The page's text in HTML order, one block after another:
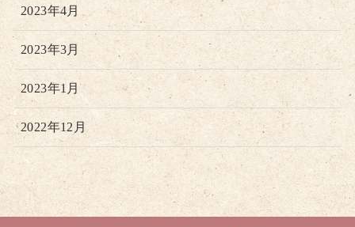
2023年4月
2023年3月
2023年1月
2022年12月